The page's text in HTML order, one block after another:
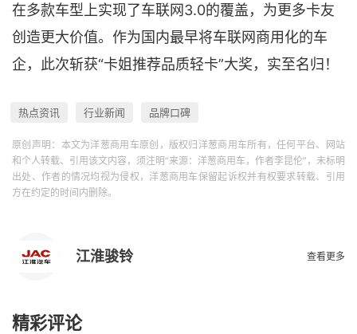
在多款车型上实现了车联网3.0的覆盖，为更多卡友
创造更大价值。作为国内最早将车联网商用化的车
企，此次斩获“卡姐推荐品质轻卡”大奖，实至名归！
热点资讯 行业新闻 品牌口碑
原创声明：本文为洋葱商用车原创，版权归洋葱商用车所有，任何平台、网站
和个人转载、引用该文内容，须注明“来源：洋葱商用车，作者李昆伦”，未标明
出处、作者的情况均视为侵权，洋葱商用车保留起诉权并有权要求转载、引用
方在约定的时间内删除。
江淮骏铃 查看更多
精彩评论